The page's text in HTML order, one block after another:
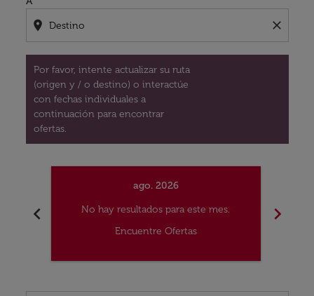
location_on close
Por favor, intente actualizar su ruta
(origen y / o destino) o interactúe
con fechas individuales a
continuación para encontrar
ofertas.
chevron_left
ago. 2026
No hay resultados para este mes.
Encuentre Ofertas
chevron_right